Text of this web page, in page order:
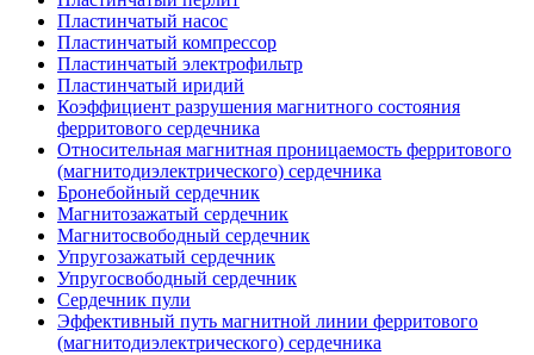
Пластинчатый насос
Пластинчатый компрессор
Пластинчатый электрофильтр
Пластинчатый иридий
Коэффициент разрушения магнитного состояния
ферритового сердечника
Относительная магнитная проницаемость ферритового
(магнитодиэлектрического) сердечника
Бронебойный сердечник
Магнитозажатый сердечник
Магнитосвободный сердечник
Упругозажатый сердечник
Упругосвободный сердечник
Сердечник пули
Эффективный путь магнитной линии ферритового
(магнитодиэлектрического) сердечника